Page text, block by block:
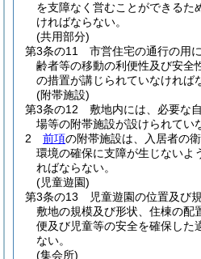
を支障なく営むことができるた
ければならない。
(共用部分)
第3条の11
市営住宅の通行の用
齢者等の移動の利便性及び安全
の措置が講じられていなければ
(附帯施設)
第3条の12
敷地内には、必要な
場等の附帯施設が設けられてい
2
前項の附帯施設は、入居者の
環境の確保に支障が生じないよ
ればならない。
(児童遊園)
第3条の13
児童遊園の位置及び
敷地の規模及び形状、住棟の配
便及び児童等の安全を確保した
ない。
(集会所)